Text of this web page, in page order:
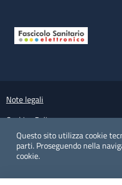
Questo sito utilizza cookie
parti. Proseguendo nella
cookie.
Small prints
Note legali
Cookies Policy
Policy privacy e protezione del
Albo pretorio on-line
Dichiarazione di accessibilità